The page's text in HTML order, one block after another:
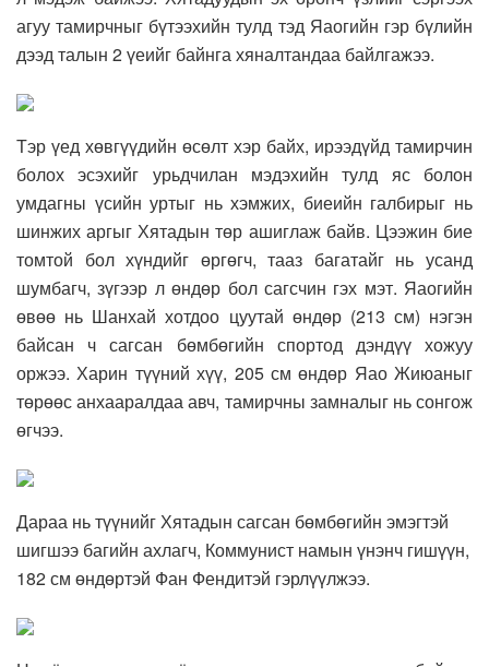
агуу тамирчныг бүтээхийн тулд тэд Яаогийн гэр бүлийн
дээд талын 2 үеийг байнга хяналтандаа байлгажээ.
Тэр үед хөвгүүдийн өсөлт хэр байх, ирээдүйд тамирчин
болох эсэхийг урьдчилан мэдэхийн тулд яс болон
умдагны үсийн уртыг нь хэмжих, биеийн галбирыг нь
шинжих аргыг Хятадын төр ашиглаж байв. Цээжин бие
томтой бол хүндийг өргөгч, тааз багатайг нь усанд
шумбагч, зүгээр л өндөр бол сагсчин гэх мэт. Яаогийн
өвөө нь Шанхай хотдоо цуутай өндөр (213 см) нэгэн
байсан ч сагсан бөмбөгийн спортод дэндүү хожуу
оржээ. Харин түүний хүү, 205 см өндөр Яао Жиюаныг
төрөөс анхааралдаа авч, тамирчны замналыг нь сонгож
өгчээ.
Дараа нь түүнийг Хятадын сагсан бөмбөгийн эмэгтэй
шигшээ багийн ахлагч, Коммунист намын үнэнч гишүүн,
182 см өндөртэй Фан Фендитэй гэрлүүлжээ.